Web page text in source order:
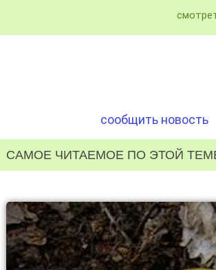
сообщить новость
САМОЕ ЧИТАЕМОЕ ПО ЭТОЙ